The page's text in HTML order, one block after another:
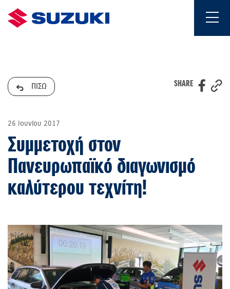
ΠΙΣΩ SHARE
26 Ιουνίου 2017
Συμμετοχή στον
Πανευρωπαϊκό διαγωνισμό
καλύτερου τεχνίτη!